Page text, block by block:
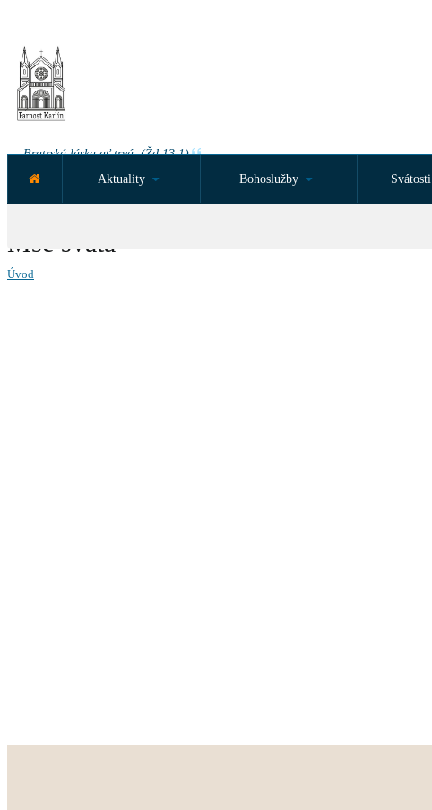
Bratrská láska ať trvá. (Žd 13,1)
NEJBLIŽŠÍ UDÁLOST ZA:
Aktuality Bohoslužby Svátosti
Mše svatá
Úvod